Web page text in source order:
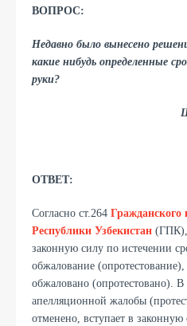
ВОПРОС:
Недавно было вынесено
какие нибудь определенные
руки?
ОТВЕТ:
Согласно ст.264 Гражданского
Республики Узбекистан (ГПК),
законную силу по истечении
обжалование
обжаловано (опротестовано). В
апелляционной жалобы
отменено, вступает в